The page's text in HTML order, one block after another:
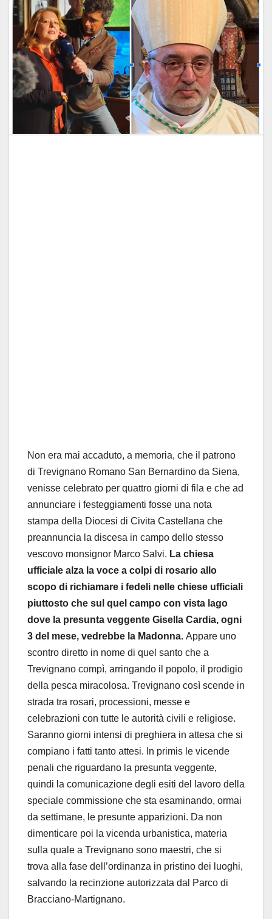
Non era mai accaduto, a memoria, che il patrono
di Trevignano Romano San Bernardino da Siena,
venisse celebrato per quattro giorni di fila e che ad
annunciare i festeggiamenti fosse una nota
stampa della Diocesi di Civita Castellana che
preannuncia la discesa in campo dello stesso
vescovo monsignor Marco Salvi. La chiesa
ufficiale alza la voce a colpi di rosario allo
scopo di richiamare i fedeli nelle chiese ufficiali
piuttosto che sul quel campo con vista lago
dove la presunta veggente Gisella Cardia, ogni
3 del mese, vedrebbe la Madonna. Appare uno
scontro diretto in nome di quel santo che a
Trevignano compì, arringando il popolo, il prodigio
della pesca miracolosa. Trevignano così scende in
strada tra rosari, processioni, messe e
celebrazioni con tutte le autorità civili e religiose.
Saranno giorni intensi di preghiera in attesa che si
compiano i fatti tanto attesi. In primis le vicende
penali che riguardano la presunta veggente,
quindi la comunicazione degli esiti del lavoro della
speciale commissione che sta esaminando, ormai
da settimane, le presunte apparizioni. Da non
dimenticare poi la vicenda urbanistica, materia
sulla quale a Trevignano sono maestri, che si
trova alla fase dell’ordinanza in pristino dei luoghi,
salvando la recinzione autorizzata dal Parco di
Bracciano-Martignano.